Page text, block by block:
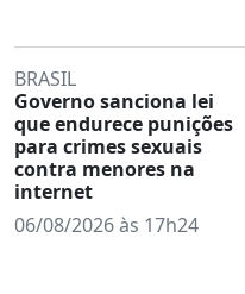
BRASIL
Governo sanciona lei
que endurece punições
para crimes sexuais
contra menores na
internet
06/08/2026 às 17h24